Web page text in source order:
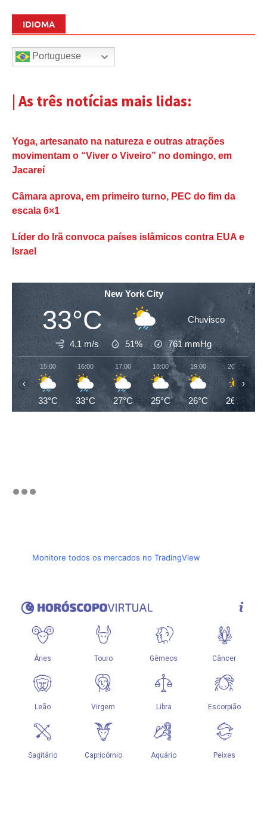
IDIOMA
Portuguese
| As três notícias mais lidas:
Yoga, artesanato na natureza e outras atrações
movimentam o “Viver o Viveiro” no domingo, em
Jacareí
Câmara aprova, em primeiro turno, PEC do fim da
escala 6×1
Líder do Irã convoca países islâmicos contra EUA e
Israel
New York City
33°C Chuvisco
4.1 m/s 51% 761mmHg
15:00
33°C
16:00
33°C
17:00
27°C
18:00
25°C
19:00
26°C
20:00
26°C
‹ ›
Monitore todos os mercados no TradingView